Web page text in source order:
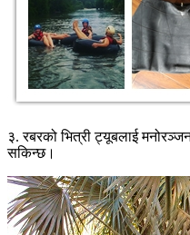
३. रबरको भित्री ट्यूबलाई
सकिन्छ।